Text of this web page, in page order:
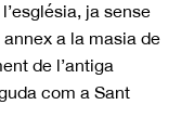
ja sense
a la masia de
de l’antiga
com a Sant